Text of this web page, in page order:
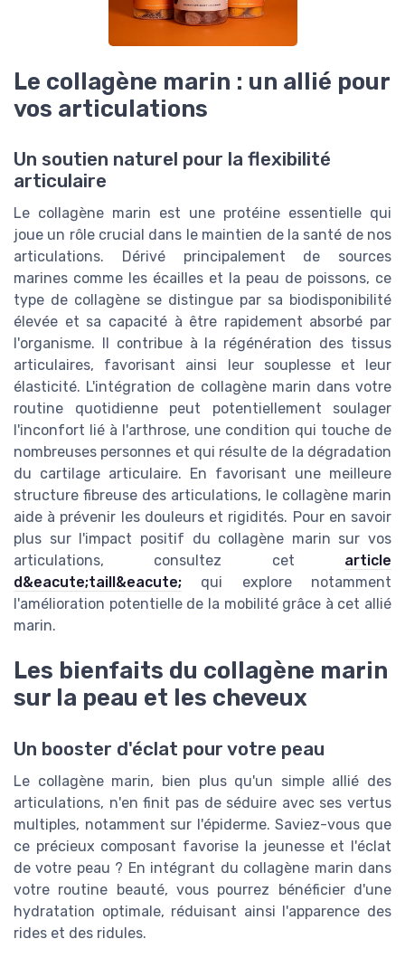
Le collagène marin : un allié pour
vos articulations
Un soutien naturel pour la flexibilité
articulaire
Le collagène marin est une protéine essentielle qui
joue un rôle crucial dans le maintien de la santé de nos
articulations. Dérivé principalement de sources
marines comme les écailles et la peau de poissons, ce
type de collagène se distingue par sa biodisponibilité
élevée et sa capacité à être rapidement absorbé par
l'organisme. Il contribue à la régénération des tissus
articulaires, favorisant ainsi leur souplesse et leur
élasticité. L'intégration de collagène marin dans votre
routine quotidienne peut potentiellement soulager
l'inconfort lié à l'arthrose, une condition qui touche de
nombreuses personnes et qui résulte de la dégradation
du cartilage articulaire. En favorisant une meilleure
structure fibreuse des articulations, le collagène marin
aide à prévenir les douleurs et rigidités. Pour en savoir
plus sur l'impact positif du collagène marin sur vos
articulations, consultez cet article
d&eacute;taill&eacute; qui explore notamment
l'amélioration potentielle de la mobilité grâce à cet allié
marin.
Les bienfaits du collagène marin
sur la peau et les cheveux
Un booster d'éclat pour votre peau
Le collagène marin, bien plus qu'un simple allié des
articulations, n'en finit pas de séduire avec ses vertus
multiples, notamment sur l'épiderme. Saviez-vous que
ce précieux composant favorise la jeunesse et l'éclat
de votre peau ? En intégrant du collagène marin dans
votre routine beauté, vous pourrez bénéficier d'une
hydratation optimale, réduisant ainsi l'apparence des
rides et des ridules.